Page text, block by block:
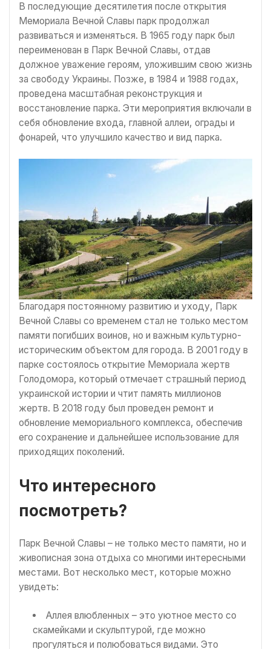
В последующие десятилетия после открытия
Мемориала Вечной Славы парк продолжал
развиваться и изменяться. В 1965 году парк был
переименован в Парк Вечной Славы, отдав
должное уважение героям, уложившим свою жизнь
за свободу Украины. Позже, в 1984 и 1988 годах,
проведена масштабная реконструкция и
восстановление парка. Эти мероприятия включали в
себя обновление входа, главной аллеи, ограды и
фонарей, что улучшило качество и вид парка.
Благодаря постоянному развитию и уходу, Парк
Вечной Славы со временем стал не только местом
памяти погибших воинов, но и важным культурно-
историческим объектом для города. В 2001 году в
парке состоялось открытие Мемориала жертв
Голодомора, который отмечает страшный период
украинской истории и чтит память миллионов
жертв. В 2018 году был проведен ремонт и
обновление мемориального комплекса, обеспечив
его сохранение и дальнейшее использование для
приходящих поколений.
Что интересного
посмотреть?
Парк Вечной Славы – не только место памяти, но и
живописная зона отдыха со многими интересными
местами. Вот несколько мест, которые можно
увидеть:
Аллея влюбленных – это уютное место со
скамейками и скульптурой, где можно
прогуляться и полюбоваться видами. Это